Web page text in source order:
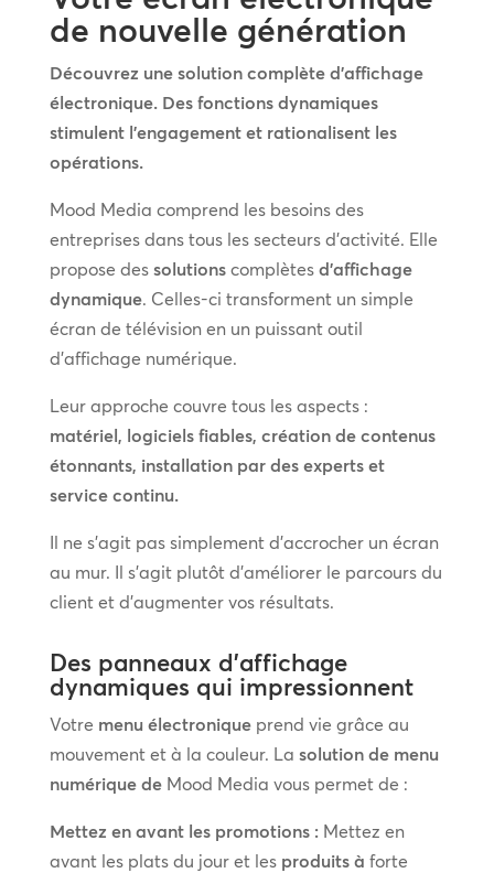
de nouvelle génération
Découvrez une solution complète d’affichage
électronique. Des fonctions dynamiques
stimulent l’engagement et rationalisent les
opérations.
Mood Media comprend les besoins des
entreprises dans tous les secteurs d’activité. Elle
propose des solutionscomplètes d’affichage
dynamique. Celles-ci transforment un simple
écran de télévision en un puissant outil
d’affichage numérique.
Leur approche couvre tous les aspects :
matériel, logiciels fiables, création de contenus
étonnants, installation par des experts et
service continu.
Il ne s’agit pas simplement d’accrocher un écran
au mur. Il s’agit plutôt d’améliorer le parcours du
client et d’augmenter vos résultats.
Des panneaux d’affichage
dynamiques qui impressionnent
Votre menu électroniqueprend vie grâce au
mouvement et à la couleur. La solution de menu
numérique deMood Media vous permet de :
Mettez en avant les promotions :Mettez en
avant les plats du jour et les produits à forte